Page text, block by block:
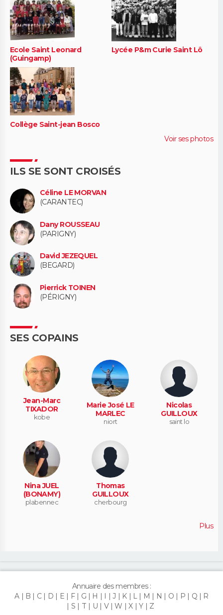
Ecole Saint Leonard
(Guingamp)
Lycée P&m Curie Saint Lô
Collège Saint-jean Bosco
Voir ses photos
ILS SE SONT CROISÉS
Céline LE MORVAN
(CARANTEC)
Dany ROUSSEAU
(PARIGNY)
David JEZEQUEL
(BEGARD)
Pierrick TOINEN
(PÉRIGNY)
SES COPAINS
Jean-Marc
TIXADOR
kobe
Marie José LE
MARLEC
niort
Nicolas
GUILLOUX
saint lo
Nina JUEL
(BONAMY)
plabennec
Thomas
GUILLOUX
cherbourg
Plus
Annuaire des membres :
A
B C D E F G H I J K L M N O P Q
R
S
T U V W X Y Z